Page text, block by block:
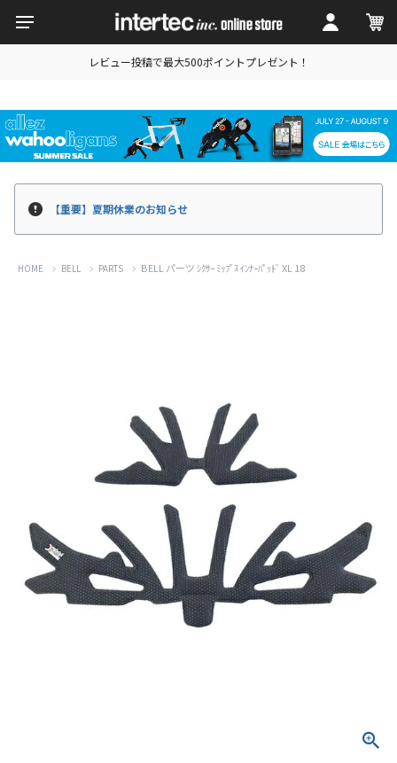
レビュー投稿で最大500ポイントプレゼント！
【重要】夏期休業のお知らせ
HOME BELL PARTS BELL パーツ ｼｸｻｰ ﾐｯﾌﾟｽ ｲﾝﾅｰﾊﾟｯﾄﾞ XL 18